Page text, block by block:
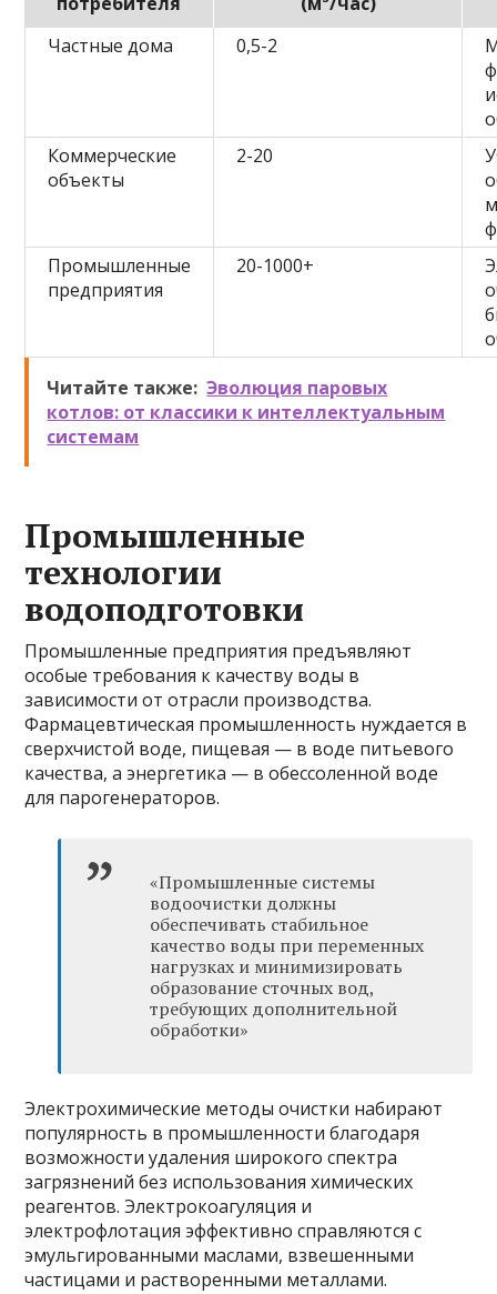
Частные дома
0,5-2
Коммерческие
объекты
2-20
Промышленные
предприятия
20-1000+
Читайте также: Эволюция паровых
котлов: от классики к интеллектуальным
системам
Промышленные
технологии
водоподготовки
Промышленные предприятия предъявляют
особые требования к качеству воды в
зависимости от отрасли производства.
Фармацевтическая промышленность нуждается в
сверхчистой воде, пищевая — в воде питьевого
качества, а энергетика — в обессоленной воде
для парогенераторов.
«Промышленные системы
водоочистки должны
обеспечивать стабильное
качество воды при переменных
нагрузках и минимизировать
образование сточных вод,
требующих дополнительной
обработки»
Электрохимические методы очистки набирают
популярность в промышленности благодаря
возможности удаления широкого спектра
загрязнений без использования химических
реагентов. Электрокоагуляция и
электрофлотация эффективно справляются с
эмульгированными маслами, взвешенными
частицами и растворенными металлами.